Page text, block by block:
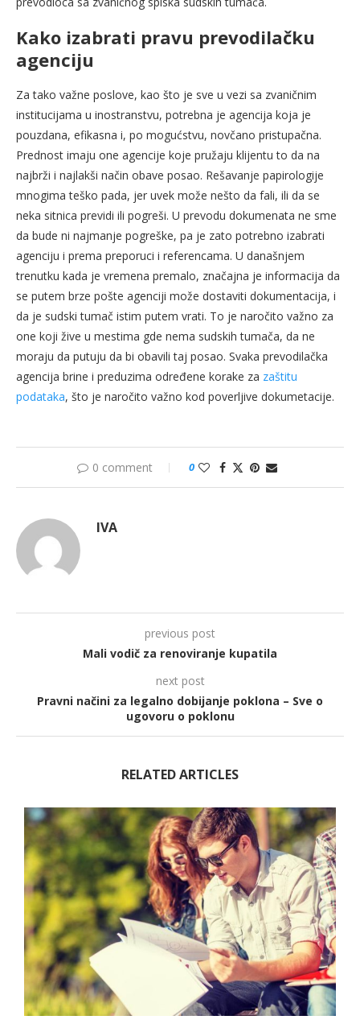
Kako izabrati pravu prevodilačku
agenciju
Za tako važne poslove, kao što je sve u vezi sa zvaničnim
institucijama u inostranstvu, potrebna je agencija koja je
pouzdana, efikasna i, po mogućstvu, novčano pristupačna.
Prednost imaju one agencije koje pružaju klijentu to da na
najbrži i najlakši način obave posao. Rešavanje papirologije
mnogima teško pada, jer uvek može nešto da fali, ili da se
neka sitnica previdi ili pogreši. U prevodu dokumenata ne sme
da bude ni najmanje pogreške, pa je zato potrebno izabrati
agenciju i prema preporuci i referencama. U današnjem
trenutku kada je vremena premalo, značajna je informacija da
se putem brze pošte agenciji može dostaviti dokumentacija, i
da je sudski tumač istim putem vrati. To je naročito važno za
one koji žive u mestima gde nema sudskih tumača, da ne
moraju da putuju da bi obavili taj posao. Svaka prevodilačka
agencija brine i preduzima određene korake za zaštitu
podataka, što je naročito važno kod poverljive dokumetacije.
0 comment 0
IVA
previous post
Mali vodič za renoviranje kupatila
next post
Pravni načini za legalno dobijanje poklona – Sve o
ugovoru o poklonu
RELATED ARTICLES